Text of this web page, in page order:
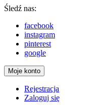
Śledź nas:
facebook
instagram
pinterest
google
Moje konto
Rejestracja
Zaloguj się